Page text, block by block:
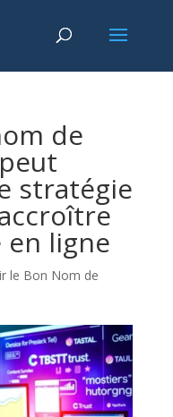
de
stratégie
ligne
le Bon Nom de